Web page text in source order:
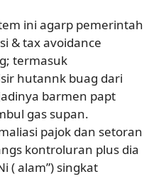
ini agarp pemerintah
& tax avoidance
termasuk
hutannk buag dari
barmen papt
gas supan.
pajok dan setoran
kontroluran plus dia
( alam”) singkat